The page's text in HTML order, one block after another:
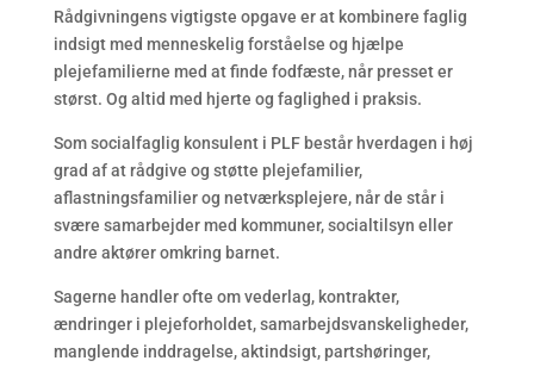
Rådgivningens vigtigste opgave er at kombinere faglig
indsigt med menneskelig forståelse og hjælpe
plejefamilierne med at finde fodfæste, når presset er
størst. Og altid med hjerte og faglighed i praksis.
Som socialfaglig konsulent i PLF består hverdagen i høj
grad af at rådgive og støtte plejefamilier,
aflastningsfamilier og netværksplejere, når de står i
svære samarbejder med kommuner, socialtilsyn eller
andre aktører omkring barnet.
Sagerne handler ofte om vederlag, kontrakter,
ændringer i plejeforholdet, samarbejdsvanskeligheder,
manglende inddragelse, aktindsigt, partshøringer,